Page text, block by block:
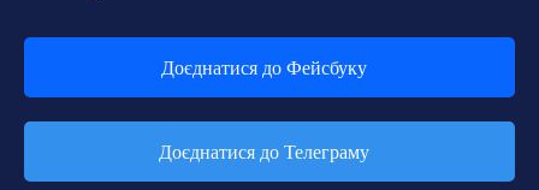
Доєднатися до Фейсбуку
Доєднатися до Телеграму